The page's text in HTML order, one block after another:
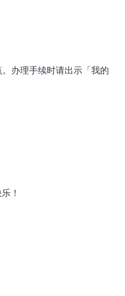
办理手续时请出示「我的
！